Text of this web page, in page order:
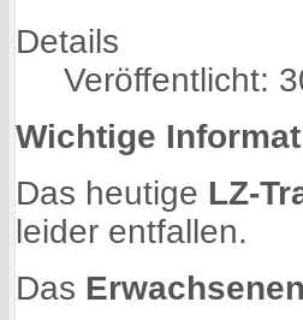
Details
Veröffentlicht:
Wichtige
Das heutige LZ-
leider entfallen.
Das